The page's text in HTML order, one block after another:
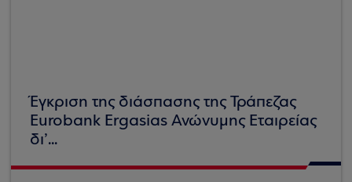
Έγκριση της διάσπασης της Τράπεζας
Eurobank Ergasias Ανώνυμης Εταιρείας
δι’...